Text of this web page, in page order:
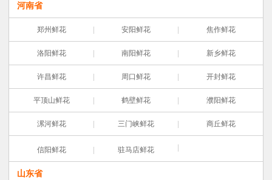
河南省
郑州鲜花 安阳鲜花 焦作鲜花
洛阳鲜花 南阳鲜花 新乡鲜花
许昌鲜花 周口鲜花 开封鲜花
平顶山鲜花 鹤壁鲜花 濮阳鲜花
漯河鲜花 三门峡鲜花 商丘鲜花
信阳鲜花 驻马店鲜花
山东省